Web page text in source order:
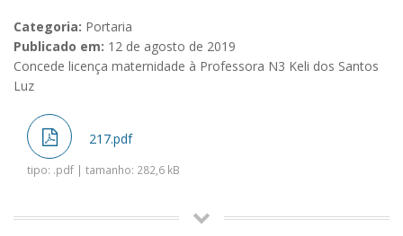
Categoria: Portaria
Publicado em: 12 de agosto de 2019
Concede licença maternidade à Professora N3 Keli dos Santos
Luz
217.pdf
tipo: .pdf | tamanho: 282,6 kB